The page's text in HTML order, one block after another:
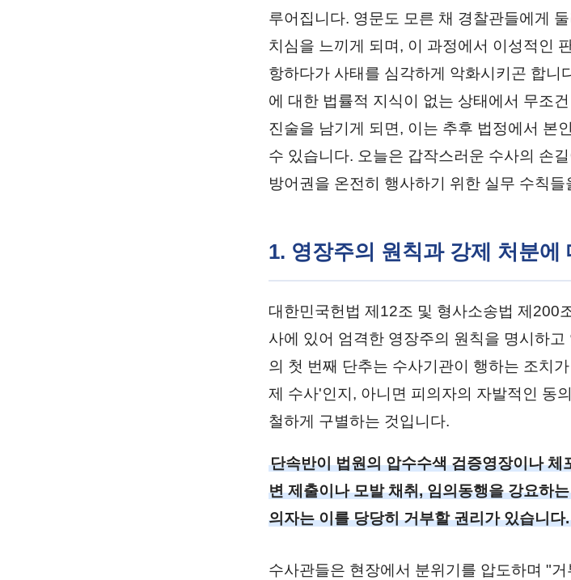
루어집니다. 영문도 모른 채 경찰관들에게
치심을 느끼게 되며, 이 과정에서 이성적인
항하다가 사태를 심각하게 악화시키곤 합니
에 대한 법률적 지식이 없는 상태에서 무조
진술을 남기게 되면, 이는 추후 법정에서 본
수 있습니다. 오늘은 갑작스러운 수사의 손
방어권을 온전히 행사하기 위한 실무 수칙
1. 영장주의 원칙과 강제 처분에
대한민국헌법 제12조 및 형사소송법 제200
사에 있어 엄격한 영장주의 원칙을 명시하
의 첫 번째 단추는 수사기관이 행하는 조치
제 수사'인지, 아니면 피의자의 자발적인 동
철하게 구별하는 것입니다.
단속반이 법원의 압수수색 검증영장이나
변 제출이나 모발 채취, 임의동행을 강요하
의자는 이를 당당히 거부할 권리가 있습니다.
수사관들은 현장에서 분위기를 압도하며 "